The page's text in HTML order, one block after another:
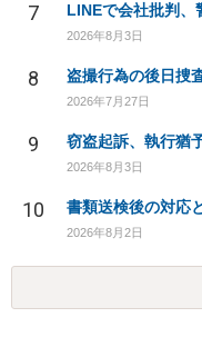
7 LINEで会社批判、
2026年8月3日
8 盗撮行為の後日捜
2026年7月27日
9 窃盗起訴、執行猶
2026年8月3日
10
2026年8月2日